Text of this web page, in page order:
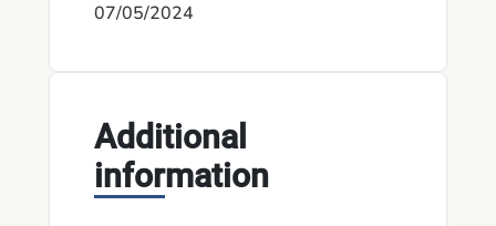
07/05/2024
Additional
information